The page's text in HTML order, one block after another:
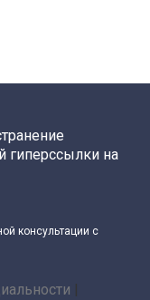
гиперссылки на
консультации с